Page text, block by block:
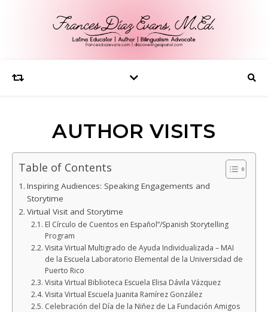
AUTHOR VISITS
Table of Contents
Inspiring Audiences: Speaking Engagements and
Storytime
Virtual Visit and Storytime
El Círculo de Cuentos en Español”/Spanish Storytelling
Program
Visita Virtual Multigrado de Ayuda Individualizada – MAI
de la Escuela Laboratorio Elemental de la Universidad de
Puerto Rico
Visita Virtual Biblioteca Escuela Elisa Dávila Vázquez
Visita Virtual Escuela Juanita Ramírez González
Celebración del Día de la Niñez de La Fundación Amigos